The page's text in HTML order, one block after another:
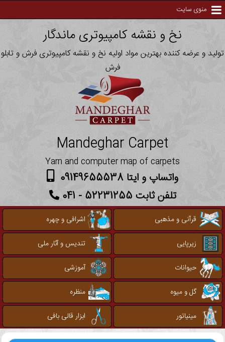
منوی سایت
نخ و نقشه کامپیوتری ماندگار
تولید و عرضه کننده بهترین مواد اولیه نخ و نقشه کامپیوتری فرش و تابلو
فرش
Mandeghar Carpet
Yarn and computer map of carpets
واتساپ و ایتا 09149655538
تلفن ثابت 52231255 - 041
قرآنی و مذهبی
اشرافی و چهره
زیرپایی
تندیس و آثار ملی
حیوانات
آموزشی
گل و میوه
منظره
مینیاتور
ابزار قالی بافی